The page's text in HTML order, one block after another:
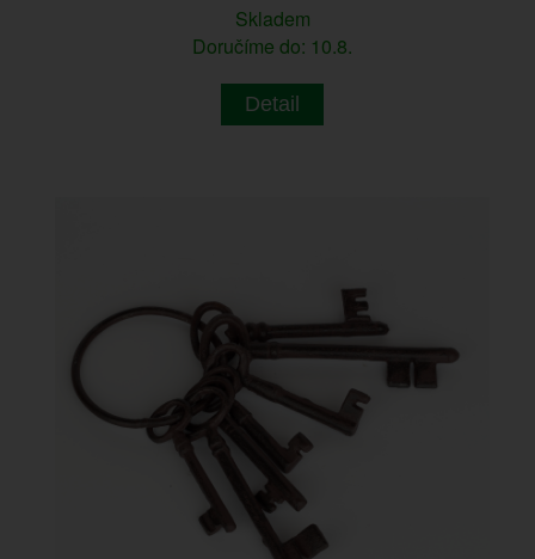
Skladem
Doručíme do: 10.8.
Detail